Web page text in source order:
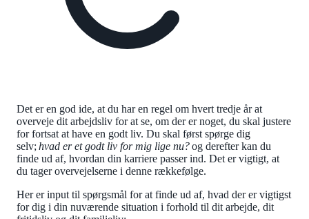
Det er en god ide, at du har en regel om hvert tredje år at
overveje dit arbejdsliv for at se, om der er noget, du skal justere
for fortsat at have en godt liv. Du skal først spørge dig
selv; hvad er et godt liv for mig lige nu?og derefter kan du
finde ud af, hvordan din karriere passer ind. Det er vigtigt, at
du tager overvejelserne i denne rækkefølge.
Her er input til spørgsmål for at finde ud af, hvad der er vigtigst
for dig i din nuværende situation i forhold til dit arbejde, dit